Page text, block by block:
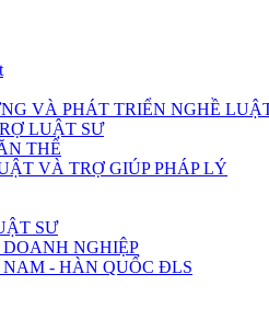
VÀ PHÁT TRIỂN NGHỀ
LUẬT SƯ
THỂ
VÀ TRỢ GIÚP PHÁP LÝ
SƯ
NGHIỆP
- HÀN QUỐC ĐLS